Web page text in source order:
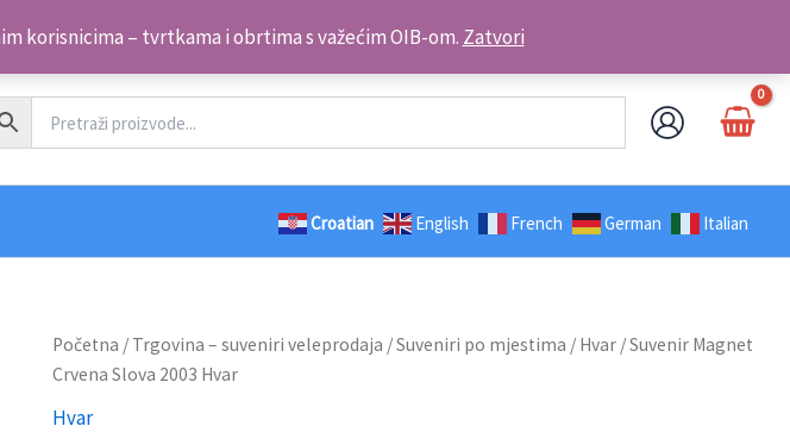
korisnicima – tvrtkama i obrtima s važećim OIB-om. ZatvoriKontakt telefon: +385 98 179 3891
Croatian English French German Italian
Početna / Trgovina – suveniri veleprodaja /Suveniri po mjestima / Hvar / Suvenir Magnet
Crvena Slova 2003 Hvar
Hvar